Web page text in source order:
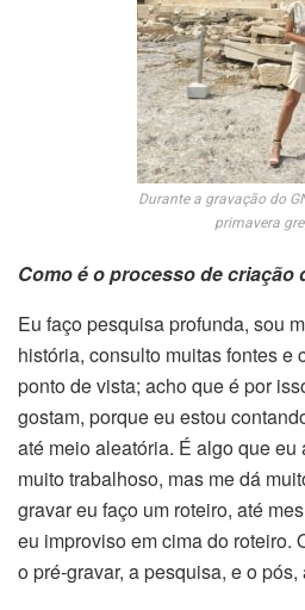
Durante a gravação do
primavera
Como é o processo de criação
Eu faço pesquisa profunda, sou
história, consulto muitas fontes e
ponto de vista; acho que é por
gostam, porque eu estou
até meio aleatória. É algo que eu
muito trabalhoso, mas me dá
gravar eu faço um roteiro, até
eu improviso em cima do roteiro.
o pré-gravar, a pesquisa, e o pós,